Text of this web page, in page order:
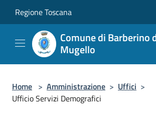
Regione Toscana
Comune di Barberino
Mugello
Home > Amministrazione > Uffici >
Ufficio Servizi Demografici